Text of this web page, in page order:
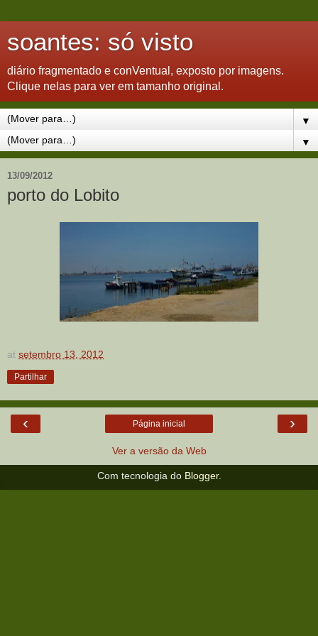
soantes: só visto
diário fragmentado e conVentual, exposto por imagens.
Clique nelas para ver em tamanho original.
▼
▼
13/09/2012
porto do Lobito
at setembro 13, 2012
Partilhar
‹ ›
Página inicial
Ver a versão da Web
Com tecnologia do Blogger.